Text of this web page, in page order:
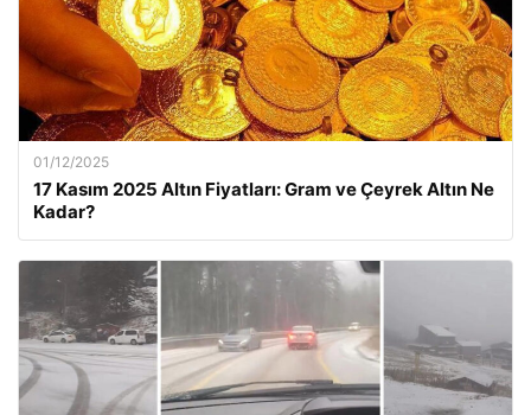
01/12/2025
17 Kasım 2025 Altın Fiyatları: Gram ve Çeyrek Altın Ne
Kadar?